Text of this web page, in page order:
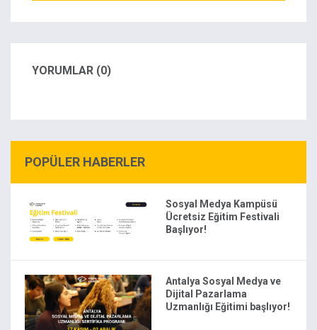
YORUMLAR (0)
POPÜLER HABERLER
Sosyal Medya Kampüsü
Ücretsiz Eğitim Festivali
Başlıyor!
Antalya Sosyal Medya ve
Dijital Pazarlama
Uzmanlığı Eğitimi başlıyor!